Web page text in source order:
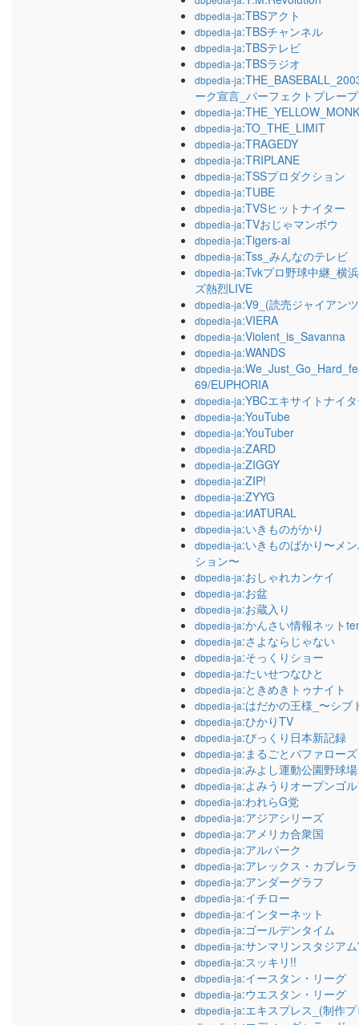
dbpedia-ja:TBSアクト
dbpedia-ja:TBSチャンネル
dbpedia-ja:TBSテレビ
dbpedia-ja:TBSラジオ
dbpedia-ja
ーク宣言_パーフェクトプレー
dbpedia-ja
dbpedia-ja:TO_THE_LIMIT
dbpedia-ja:TRAGEDY
dbpedia-ja:TRIPLANE
dbpedia-ja:TSSプロダクション
dbpedia-ja:TUBE
dbpedia-ja:TVSヒットナイター
dbpedia-ja:TVおじゃマンボウ
dbpedia-ja:Tigers-ai
dbpedia-ja:Tss_みんなのテレビ
dbpedia-ja:Tvkプロ野球中継_横
ズ熱烈LIVE
dbpedia-ja:V9_(読売ジャイアン
dbpedia-ja:VIERA
dbpedia-ja:Violent_is_Savanna
dbpedia-ja:WANDS
dbpedia-ja
69/EUPHORIA
dbpedia-ja:YBCエキサイトナイ
dbpedia-ja:YouTube
dbpedia-ja:YouTuber
dbpedia-ja:ZARD
dbpedia-ja:ZIGGY
dbpedia-ja:ZIP!
dbpedia-ja:ZYYG
dbpedia-ja:ИATURAL
dbpedia-ja:いきものがかり
dbpedia-ja:いきものばかり〜メ
ション〜
dbpedia-ja:おしゃれカンケイ
dbpedia-ja:お盆
dbpedia-ja:お蔵入り
dbpedia-ja:かんさい情報ネット
dbpedia-ja:さよならじゃない
dbpedia-ja:そっくりショー
dbpedia-ja:たいせつなひと
dbpedia-ja:ときめきトゥナイト
dbpedia-ja:はだかの王様_〜シブ
dbpedia-ja:ひかりTV
dbpedia-ja:びっくり日本新記録
dbpedia-ja:まるごとバファロー
dbpedia-ja:みよし運動公園野球場
dbpedia-ja:よみうりオープンゴ
dbpedia-ja:われらG党
dbpedia-ja:アジアシリーズ
dbpedia-ja:アメリカ合衆国
dbpedia-ja:アルパーク
dbpedia-ja:アレックス・カブレラ
dbpedia-ja:アンダーグラフ
dbpedia-ja:イチロー
dbpedia-ja:インターネット
dbpedia-ja:ゴールデンタイム
dbpedia-ja:サンマリンスタジア
dbpedia-ja:スッキリ!!
dbpedia-ja:イースタン・リーグ
dbpedia-ja:ウエスタン・リーグ
dbpedia-ja:エキスプレス_(制作